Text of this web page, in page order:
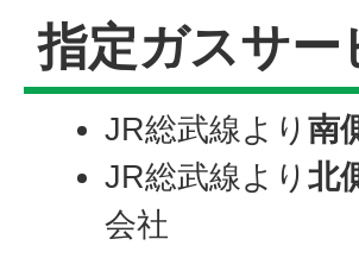
指定ガスサー
JR総武線より南
JR総武線より北
会社